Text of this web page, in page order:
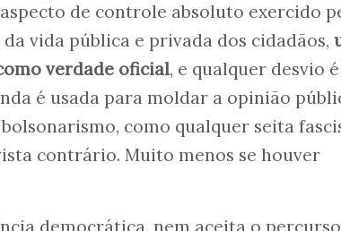
de controle absoluto exercido
vida pública e privada dos cidadãos,
verdade oficial, e qualquer desvio é
é usada para moldar a opinião
como qualquer seita
contrário. Muito menos se houver